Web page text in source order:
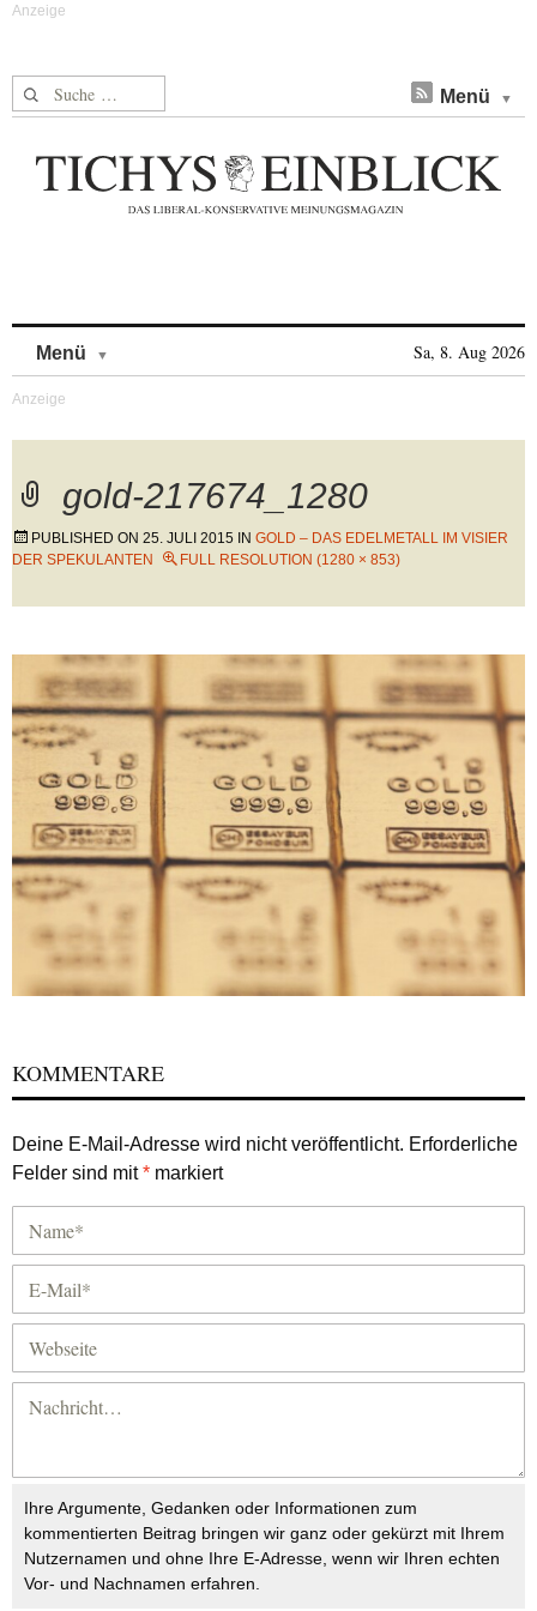
Suche nach: Menü
Menü Sa, 8. Aug 2026
gold-217674_1280
PUBLISHED ON 25. JULI 2015 IN GOLD – DAS EDELMETALL IM VISIER
DER SPEKULANTEN
FULL RESOLUTION (1280 × 853)
KOMMENTARE
Deine E-Mail-Adresse wird nicht veröffentlicht. Erforderliche
Felder sind mit* markiert
Ihre Argumente, Gedanken oder Informationen zum
kommentierten Beitrag bringen wir ganz oder gekürzt mit Ihrem
Nutzernamen und ohne Ihre E-Adresse, wenn wir Ihren echten
Vor- und Nachnamen erfahren.